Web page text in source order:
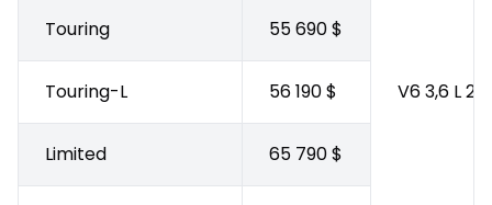
V6 3,6 L
Touring 55 690 $
Touring-L 56 190 $
Limited 65 790 $